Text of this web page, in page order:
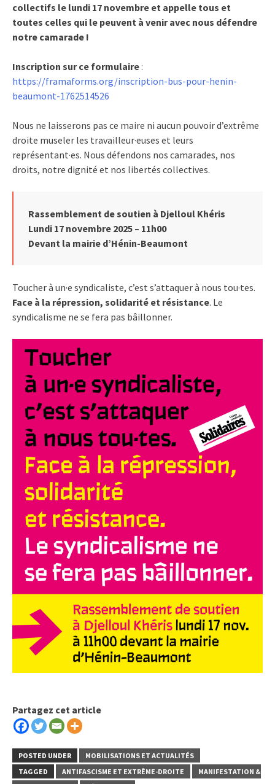
collectifs le lundi 17 novembre et appelle tous et
toutes celles qui le peuvent à venir avec nous défendre
notre camarade !
Inscription sur ce formulaire:
https://framaforms.org/inscription-bus-pour-henin-
beaumont-1762514526
Nous ne laisserons pas ce maire ni aucun pouvoir d’extrême
droite museler les travailleur·euses et leurs
représentant·es. Nous défendons nos camarades, nos
droits, notre dignité et nos libertés collectives.
Rassemblement de soutien à Djelloul Khéris
Lundi 17 novembre 2025 – 11h00
Devant la mairie d’Hénin-Beaumont
Toucher à un·e syndicaliste, c’est s’attaquer à nous tou·tes.
Face à la répression, solidarité et résistance. Le
syndicalisme ne se fera pas bâillonner.
Partagez cet article
POSTED UNDER
MOBILISATIONS ET ACTUALITÉS
TAGGED
ANTIFASCISME ET EXTRÊME-DROITE
MANIFESTATION &